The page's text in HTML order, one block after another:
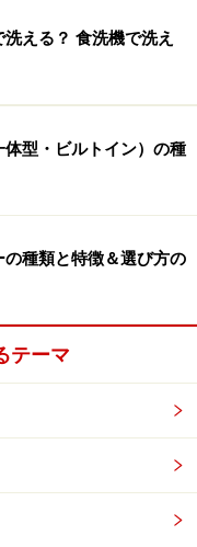
、デリケートな窯変
手工芸の極地が漆の
脱却しようとしなが
のは、これも漆の世
LABO.INC.
内容をご確認くださ
える？ 食洗機で洗え
型・ビルトイン）の種
種類と特徴＆選び方の
テーマ